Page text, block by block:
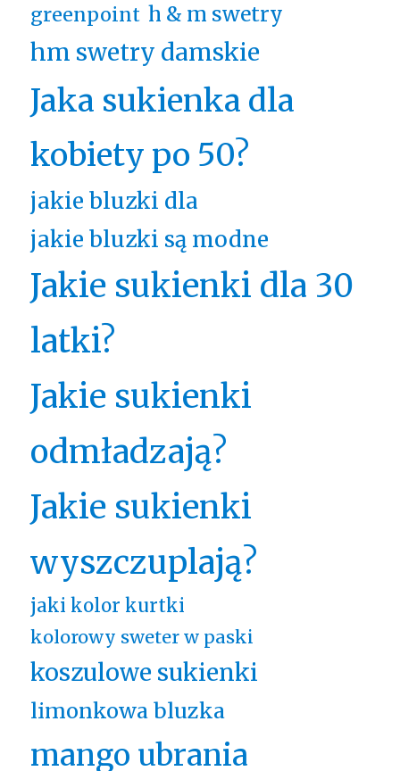
greenpoint h & m swetry
hm swetry damskie
Jaka sukienka dla
kobiety po 50?
jakie bluzki dla
jakie bluzki są modne
Jakie sukienki dla 30
latki?
Jakie sukienki
odmładzają?
Jakie sukienki
wyszczuplają?
jaki kolor kurtki
kolorowy sweter w paski
koszulowe sukienki
limonkowa bluzka
mango ubrania